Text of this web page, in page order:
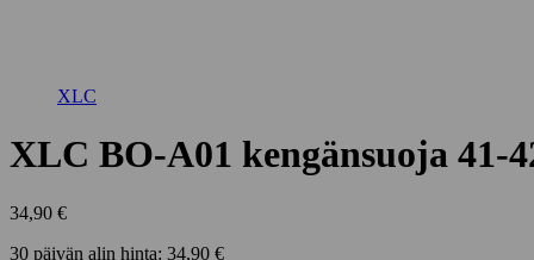
XLC
XLC BO-A01 kengänsuoja 41-
34,90 €
30 päivän alin hinta: 34,90 €